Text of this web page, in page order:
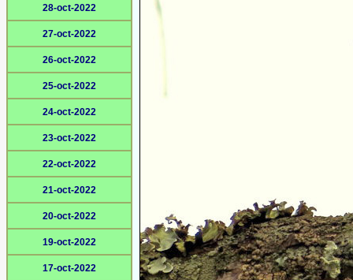
28-oct-2022
27-oct-2022
26-oct-2022
25-oct-2022
24-oct-2022
23-oct-2022
22-oct-2022
21-oct-2022
20-oct-2022
19-oct-2022
17-oct-2022